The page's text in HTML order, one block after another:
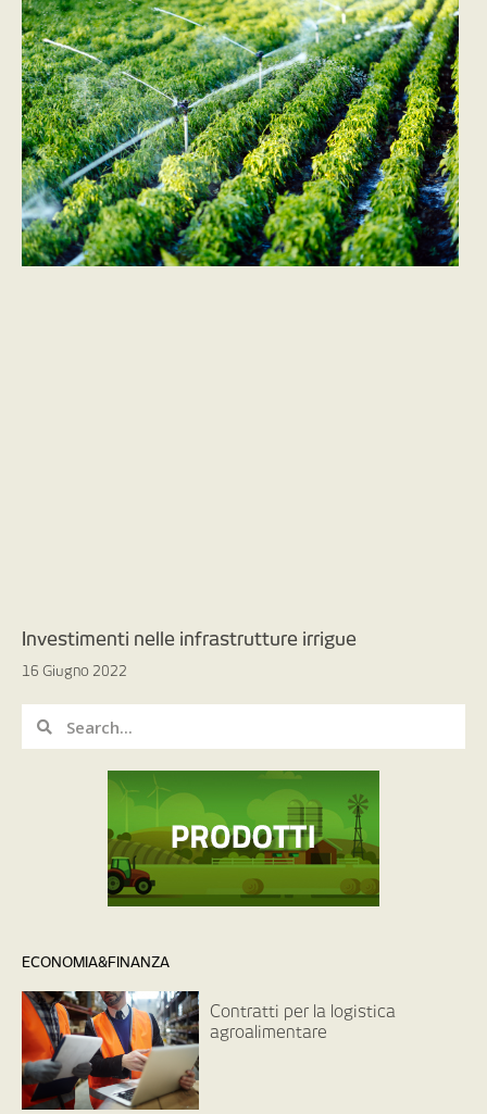
Investimenti nelle infrastrutture irrigue
16 Giugno 2022
ECONOMIA&FINANZA
Contratti per la logistica
agroalimentare